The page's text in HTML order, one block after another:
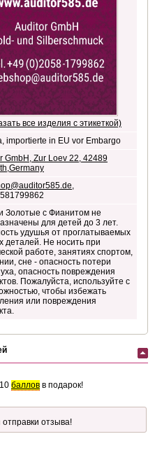
все изделия с этикеткой)
importierte in EU vor Embargo
GmbH, Zur Loev 22, 42489
,
Золотые с Фианитом не
для детей до 3 лет.
удушья от проглатываемых
деталей. Не носить при
работе, занятиях спортом,
сне - опасность потери
опасность повреждения
Пожалуйста, используйте с
чтобы избежать
или повреждения
баллов в подарок!
отправки отзыва!